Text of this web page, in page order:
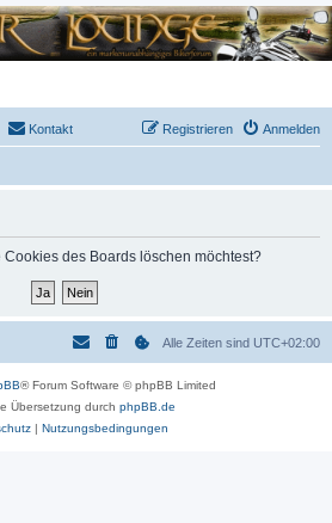
Kontakt Anmelden
Registrieren
des Boards löschen möchtest?
Alle Zeiten sind UTC+02:00
® Forum Software © phpBB Limited
Übersetzung durch phpBB.de
| Nutzungsbedingungen